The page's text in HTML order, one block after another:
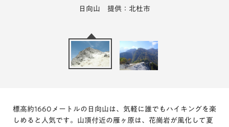
日向山 提供：北杜市
標高約1660メートルの日向山は、気軽に誰でもハイキングを楽
しめると人気です。山頂付近の雁ヶ原は、花崗岩が風化して夏